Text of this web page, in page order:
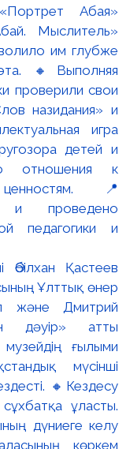
Абая»
Мыслитель»
им глубже
🔸Выполняя
проверили свои
назидания» и
игра
детей и
отношения к
📍
и проведено
педагогики и